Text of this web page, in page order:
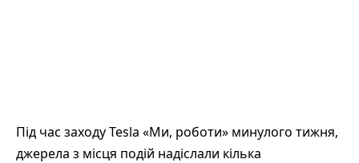
Під час заходу Tesla «Ми, роботи» минулого тижня,
джерела з місця подій надіслали кілька